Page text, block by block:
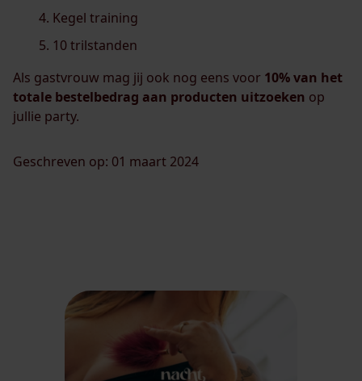
Kegel training
10 trilstanden
Als gastvrouw mag jij ook nog eens voor 10% van het
totale bestelbedrag aan producten uitzoeken op
jullie party.
Geschreven op: 01 maart 2024